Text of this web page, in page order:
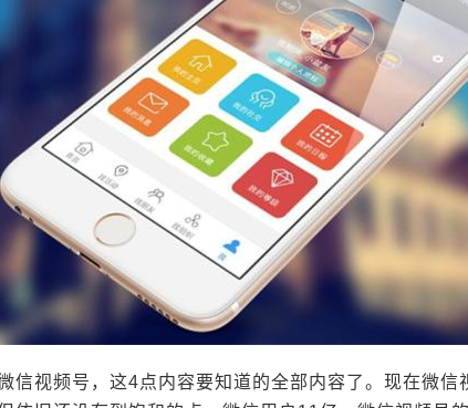
信视频号，这4点内容要知道的全部内容了。现在微信